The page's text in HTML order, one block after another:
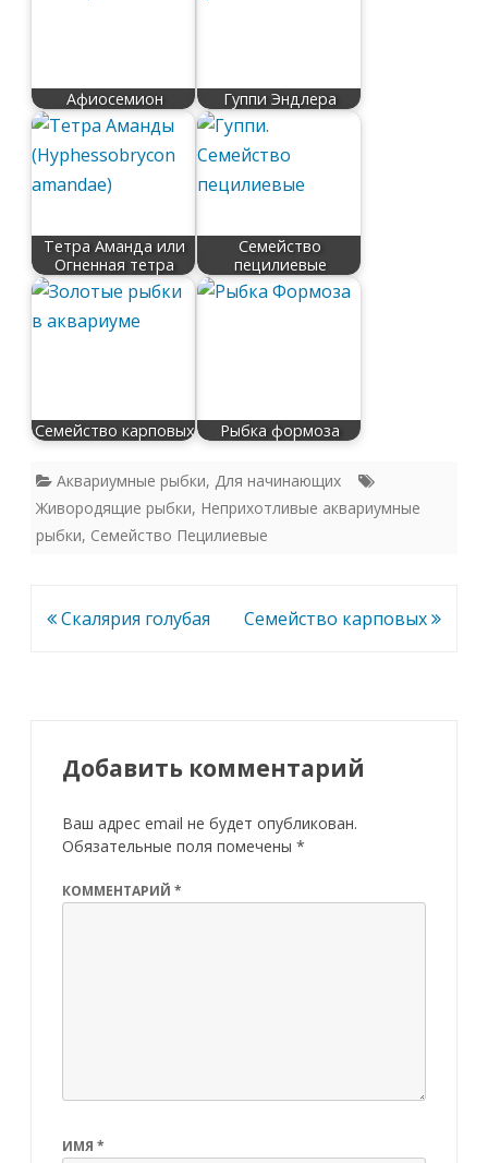
Афиосемион Гуппи Эндлера
Тетра Аманда или
Огненная тетра
Семейство
пецилиевые
Семейство карповых Рыбка формоза
Аквариумные рыбки, Для начинающих
Живородящие рыбки, Неприхотливые аквариумные
рыбки, Семейство Пецилиевые
Навигация
Скалярия голубая Семейство карповых
Добавить комментарий
Ваш адрес email не будет опубликован.
Обязательные поля помечены *
КОММЕНТАРИЙ *
ИМЯ *